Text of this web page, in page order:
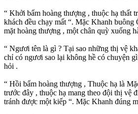
“ Khởi bẩm hoàng thượng , thuộc hạ thất
khách đều chạy mất “. Mặc Khanh
mặt hoàng thượng , một chân quỳ xuống
“ Ngươi tên là gì ? Tại sao những thị vệ
chỉ có ngươi sao lại không hề có chuyện
hỏi .
“ Hồi bẩm hoàng thượng , Thuộc hạ là
trước đây , thuộc hạ mang theo đội thị vệ
tránh được một kiếp “. Mặc Khanh đúng